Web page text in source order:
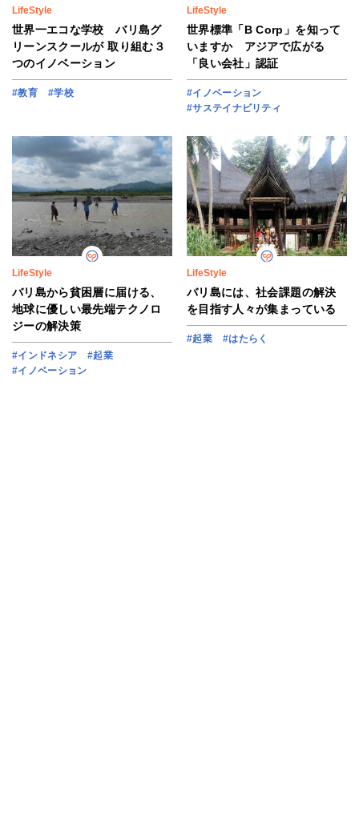
LifeStyle
世界一エコな学校 バリ島グ
リーンスクールが 取り組む３
つのイノベーション
#教育 #学校
LifeStyle
世界標準「B Corp」を知って
いますか アジアで広がる
「良い会社」認証
#イノベーション
#サステイナビリティ
LifeStyle
バリ島から貧困層に届ける、
地球に優しい最先端テクノロ
ジーの解決策
#インドネシア
#起業
#イノベーション
LifeStyle
バリ島には、社会課題の解決
を目指す人々が集まっている
#起業 #はたらく